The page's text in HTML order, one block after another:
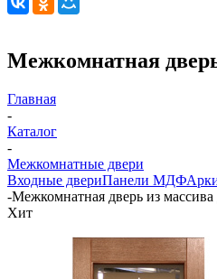
Межкомнатная
Главная
-
Каталог
-
Межкомнатные двери
Входные двериПанели МДФ
-Межкомнатная дверь из
Хит